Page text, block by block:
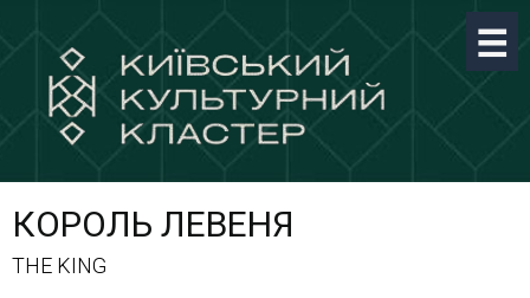
КОРОЛЬ ЛЕВЕНЯ
THE KING